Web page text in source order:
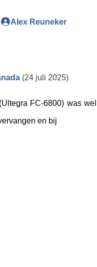
Alex Reuneker
(24 juli 2025)
FC-6800) was
en bij